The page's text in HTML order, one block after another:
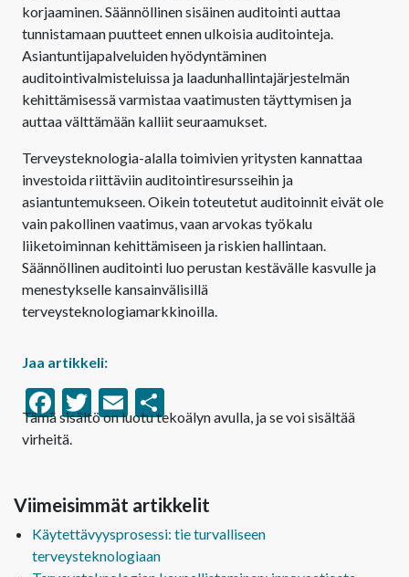
korjaaminen. Säännöllinen sisäinen auditointi auttaa
tunnistamaan puutteet ennen ulkoisia auditointeja.
Asiantuntijapalveluiden hyödyntäminen
auditointivalmisteluissa ja laadunhallintajärjestelmän
kehittämisessä varmistaa vaatimusten täyttymisen ja
auttaa välttämään kalliit seuraamukset.
Terveysteknologia-alalla toimivien yritysten kannattaa
investoida riittäviin auditointiresursseihin ja
asiantuntemukseen. Oikein toteutetut auditoinnit eivät ole
vain pakollinen vaatimus, vaan arvokas työkalu
liiketoiminnan kehittämiseen ja riskien hallintaan.
Säännöllinen auditointi luo perustan kestävälle kasvulle ja
menestykselle kansainvälisillä
terveysteknologiamarkkinoilla.
Jaa artikkeli:
Facebook
Twitter
Email
Tämä sisältö on luotu tekoälyn avulla, ja se voi sisältää
virheitä.
Viimeisimmät artikkelit
Käytettävyysprosessi: tie turvalliseen
terveysteknologiaan